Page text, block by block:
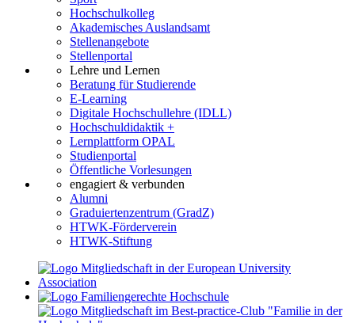
Hochschulkolleg
Akademisches Auslandsamt
Stellenangebote
Stellenportal
Lehre und Lernen
Beratung für Studierende
E-Learning
Digitale Hochschullehre (IDLL)
Hochschuldidaktik +
Lernplattform OPAL
Studienportal
Öffentliche Vorlesungen
engagiert & verbunden
Alumni
Graduiertenzentrum (GradZ)
HTWK-Förderverein
HTWK-Stiftung